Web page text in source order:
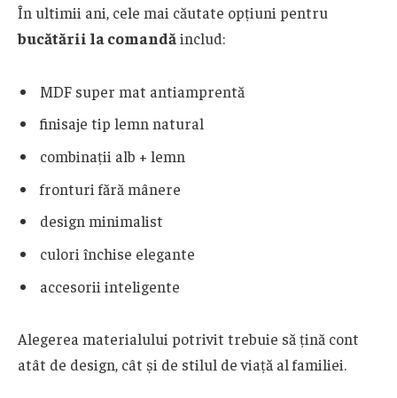
În ultimii ani, cele mai căutate opțiuni pentru
bucătării la comandăinclud:
MDF super mat antiamprentă
finisaje tip lemn natural
combinații alb + lemn
fronturi fără mânere
design minimalist
culori închise elegante
accesorii inteligente
Alegerea materialului potrivit trebuie să țină cont
atât de design, cât și de stilul de viață al familiei.